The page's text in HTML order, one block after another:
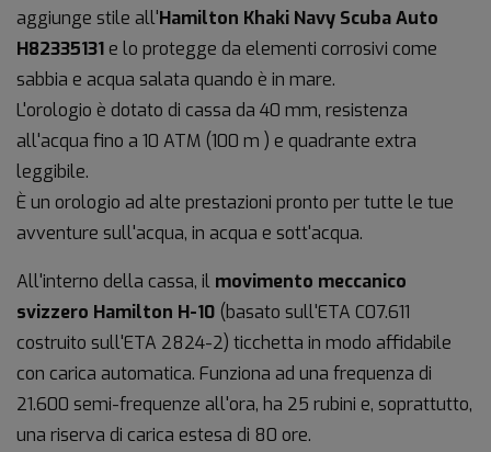
aggiunge stile all'Hamilton Khaki Navy Scuba Auto
H82335131e lo protegge da elementi corrosivi come
sabbia e acqua salata quando è in mare.
L'orologio è dotato di cassa da 40 mm, resistenza
all'acqua fino a 10 ATM (100 m ) e quadrante extra
leggibile.
È un orologio ad alte prestazioni pronto per tutte le tue
avventure sull'acqua, in acqua e sott'acqua.
All'interno della cassa, il movimento meccanico
svizzero Hamilton H-10 (basato sull'ETA C07.611
costruito sull'ETA 2824-2) ticchetta in modo affidabile
con carica automatica. Funziona ad una frequenza di
21.600 semi-frequenze all'ora, ha 25 rubini e, soprattutto,
una riserva di carica estesa di 80 ore.